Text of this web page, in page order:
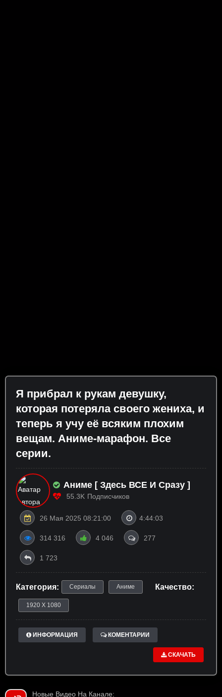
Я прибрал к рукам девушку,
которая потеряла своего жениха, и
теперь я учу её всяким плохим
вещам. Аниме-марафон. Все
серии.
Аниме [ Здесь ВСЕ И Сразу ]
55.3K Подписчиков
26 Мая 2025 08:21:00 4:44:03
314 316 4 046 277
1 723
Категория: Сериалы Аниме Качество:
1920 X 1080
ИНФОРМАЦИЯ КОМЕНТАРИИ
СКАЧАТЬ
Новые Видео На Канале: